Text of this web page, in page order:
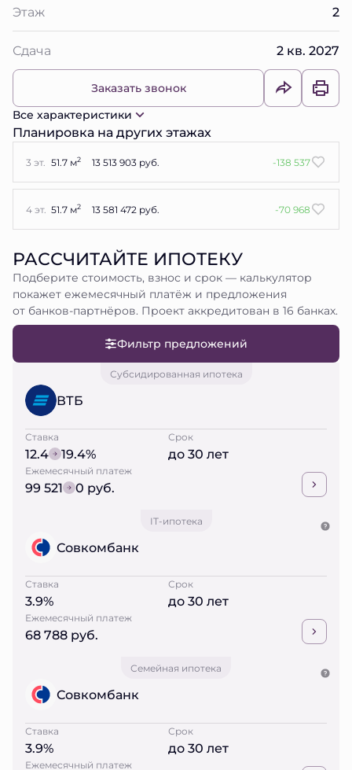
Этаж 2
Сдача 2 кв. 2027
Заказать звонок
Все характеристики
Планировка на других этажах
3 эт. 51.7 м2 13 513 903 руб. -138 537
4 эт. 51.7 м2 13 581 472 руб. -70 968
РАССЧИТАЙТЕ ИПОТЕКУ
Подберите стоимость, взнос и срок — калькулятор
покажет ежемесячный платёж и предложения
от банков-партнёров. Проект аккредитован в 16 банках.
Фильтр предложений
Субсидированная ипотека
ВТБ
Ставка
12.4 19.4%
Срок
до 30 лет
Ежемесячный платеж
99 521 0 руб.
IT-ипотека
Совкомбанк
Ставка
3.9%
Срок
до 30 лет
Ежемесячный платеж
68 788 руб.
Семейная ипотека
Совкомбанк
Ставка
3.9%
Срок
до 30 лет
Ежемесячный платеж